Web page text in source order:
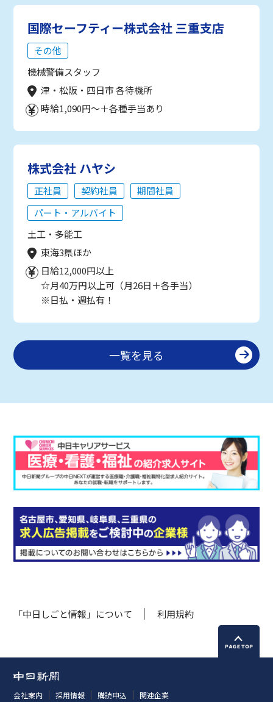
国際セーフティー株式会社 三重支店
その他
機械警備スタッフ
津・松阪・四日市 各待機所
時給1,090円～＋各種手当あり
株式会社 ハヤシ
正社員 契約社員
期間社員
パート・アルバイト
土工・多能工
東海3県ほか
日給12,000円以上
☆月40万円以上可（月26日＋各手当）
※日払・週払有！
一覧を見る
「中日しごと情報」について 利用規約
会社案内 採用情報 購読申込 関連企業